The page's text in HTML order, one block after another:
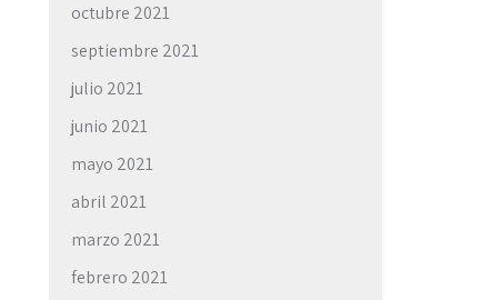
octubre 2021
septiembre 2021
julio 2021
junio 2021
mayo 2021
abril 2021
marzo 2021
febrero 2021